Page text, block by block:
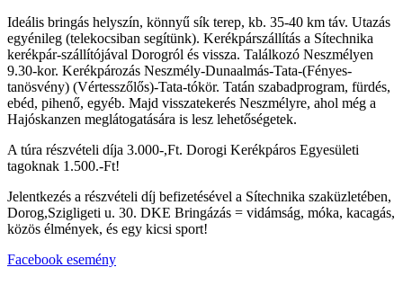
Ideális bringás helyszín, könnyű sík terep, kb. 35-40 km táv. Utazás
egyénileg (telekocsiban segítünk). Kerékpárszállítás a Sítechnika
kerékpár-szállítójával Dorogról és vissza. Találkozó Neszmélyen
9.30-kor. Kerékpározás Neszmély-Dunaalmás-Tata-(Fényes-
tanösvény) (Vértesszőlős)-Tata-tókör. Tatán szabadprogram, fürdés,
ebéd, pihenő, egyéb. Majd visszatekerés Neszmélyre, ahol még a
Hajóskanzen meglátogatására is lesz lehetőségetek.
A túra részvételi díja 3.000-,Ft. Dorogi Kerékpáros Egyesületi
tagoknak 1.500.-Ft!
Jelentkezés a részvételi díj befizetésével a Sítechnika szaküzletében,
Dorog,Szigligeti u. 30. DKE Bringázás = vidámság, móka, kacagás,
közös élmények, és egy kicsi sport!
Facebook esemény